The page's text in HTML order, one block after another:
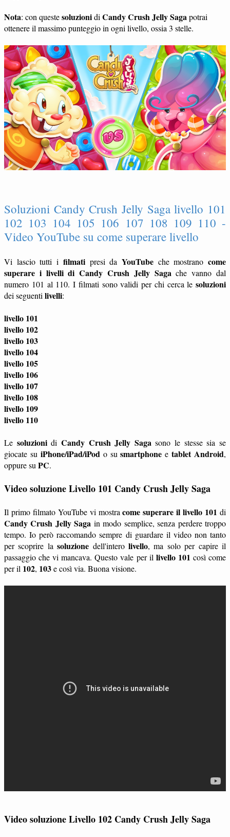
Nota: con questesoluzionidi Candy Crush Jelly Sagapotrai
ottenere il massimo punteggio in ogni livello, ossia 3 stelle.
Soluzioni Candy Crush Jelly Saga livello 101
102 103 104 105 106 107 108 109 110 -
Video YouTube su come superare livello
Vi lascio tutti i filmatipresi da YouTubeche mostranocome
superare i livelli di Candy Crush Jelly Saga che vanno dal
numero 101 al 110. I filmati sono validi per chi cerca le soluzioni
dei seguenti livelli:
livello 101
livello 102
livello 103
livello 104
livello 105
livello 106
livello 107
livello 108
livello 109
livello 110
Le soluzionidi Candy Crush Jelly Saga sono le stesse sia se
giocate su iPhone/iPad/iPod o susmartphone etablet Android,
oppure su PC.
Video soluzione Livello 101 Candy Crush Jelly Saga
Il primo filmato YouTube vi mostracome superare il livello 101 di
Candy Crush Jelly Saga in modo semplice, senza perdere troppo
tempo. Io però raccomando sempre di guardare il video non tanto
per scoprire lasoluzione dell'interolivello, ma solo per capire il
passaggio che vi mancava. Questo vale per il livello 101 così come
per il 102, 103e così via. Buona visione.
Video soluzione Livello 102 Candy Crush Jelly Saga